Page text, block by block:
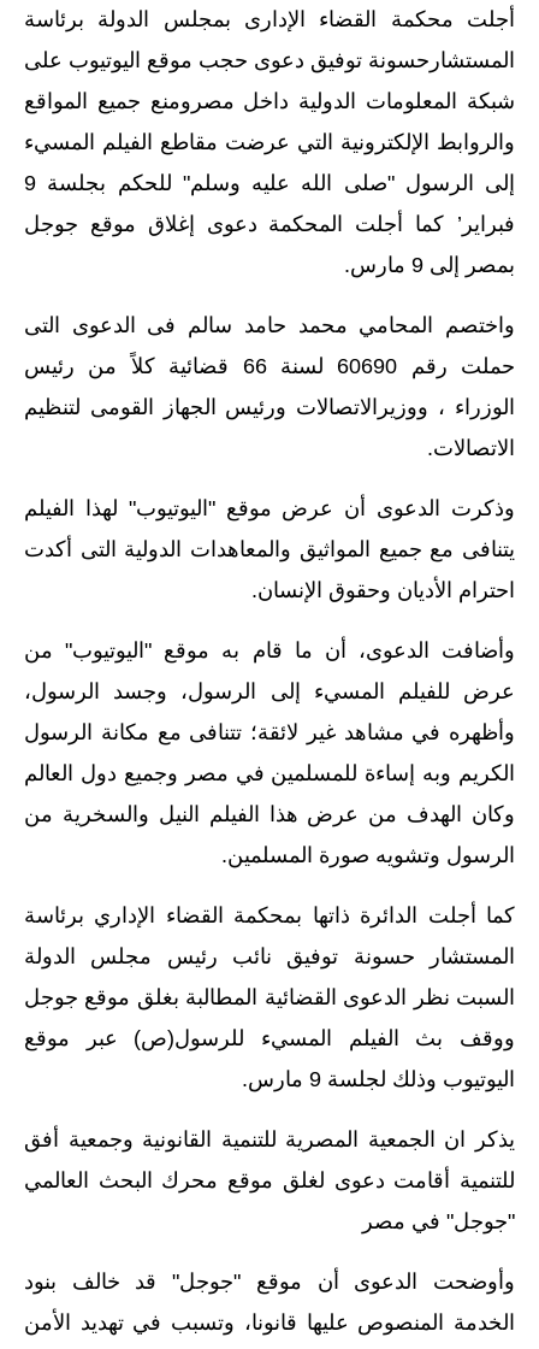
أجلت محكمة القضاء الإدارى بمجلس الدولة برئاسة
المستشارحسونة توفيق دعوى حجب موقع اليوتيوب على
شبكة المعلومات الدولية داخل مصرومنع جميع المواقع
والروابط الإلكترونية التي عرضت مقاطع الفيلم المسيء
إلى الرسول "صلى الله عليه وسلم" للحكم بجلسة 9
فبراير’ كما أجلت المحكمة دعوى إغلاق موقع جوجل
بمصر إلى 9 مارس.
واختصم المحامي محمد حامد سالم فى الدعوى التى
حملت رقم 60690 لسنة 66 قضائية كلاً من رئيس
الوزراء ، ووزيرالاتصالات ورئيس الجهاز القومى لتنظيم
الاتصالات.
وذكرت الدعوى أن عرض موقع "اليوتيوب" لهذا الفيلم
يتنافى مع جميع المواثيق والمعاهدات الدولية التى أكدت
احترام الأديان وحقوق الإنسان.
وأضافت الدعوى، أن ما قام به موقع "اليوتيوب" من
عرض للفيلم المسيء إلى الرسول، وجسد الرسول،
وأظهره في مشاهد غير لائقة؛ تتنافى مع مكانة الرسول
الكريم وبه إساءة للمسلمين في مصر وجميع دول العالم
وكان الهدف من عرض هذا الفيلم النيل والسخرية من
الرسول وتشويه صورة المسلمين.
كما أجلت الدائرة ذاتها بمحكمة القضاء الإداري برئاسة
المستشار حسونة توفيق نائب رئيس مجلس الدولة
السبت نظر الدعوى القضائية المطالبة بغلق موقع جوجل
ووقف بث الفيلم المسيء للرسول(ص) عبر موقع
اليوتيوب وذلك لجلسة 9 مارس.
يذكر ان الجمعية المصرية للتنمية القانونية وجمعية أفق
للتنمية أقامت دعوى لغلق موقع محرك البحث العالمي
"جوجل" في مصر
وأوضحت الدعوى أن موقع "جوجل" قد خالف بنود
الخدمة المنصوص عليها قانونا، وتسبب في تهديد الأمن